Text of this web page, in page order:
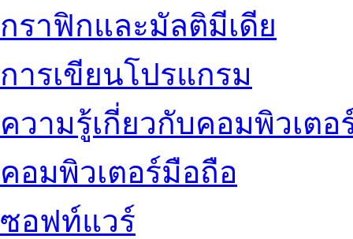
กราฟิกและมัลติมีเดีย
การเขียนโปรแกรม
ความรู้เกี่ยวกับคอมพิวเตอ
คอมพิวเตอร์มือถือ
ซอฟท์แวร์